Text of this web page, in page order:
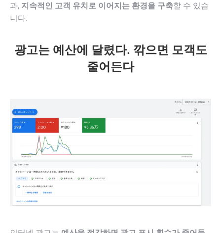
과, 지속적인 고객 유치로 이어지는 환경을 구축할 수 있습
니다.
광고는 예산에 달렸다. 깎으면 모객도
줄어든다